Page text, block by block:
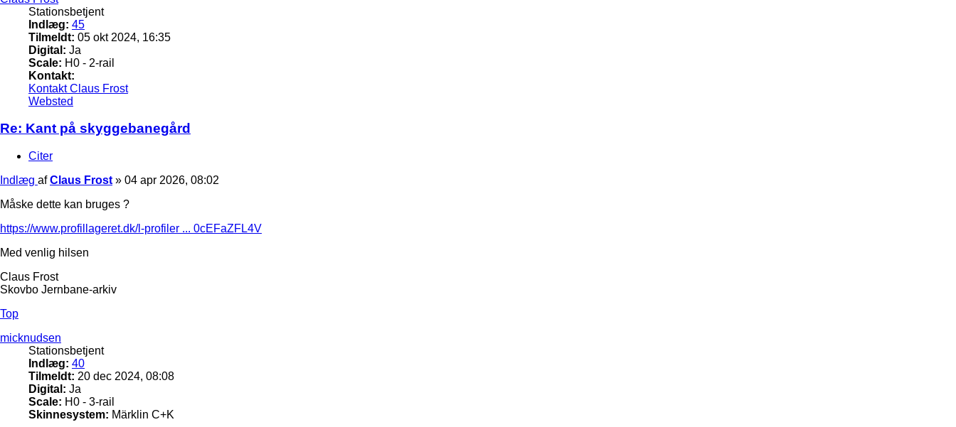
Stationsbetjent
Indlæg: 45
Tilmeldt: 05 okt 2024, 16:35
Digital: Ja
Scale: H0 - 2-rail
Kontakt:
Kontakt Claus Frost
Websted
Re: Kant på skyggebanegård
Citer
Indlæg afClaus Frost » 04 apr 2026, 08:02
Måske dette kan bruges ?
https://www.profillageret.dk/l-profiler ... 0cEFaZFL4V
Med venlig hilsen
Claus Frost
Skovbo Jernbane-arkiv
Top
micknudsen
Stationsbetjent
Indlæg: 40
Tilmeldt: 20 dec 2024, 08:08
Digital: Ja
Scale: H0 - 3-rail
Skinnesystem: Märklin C+K